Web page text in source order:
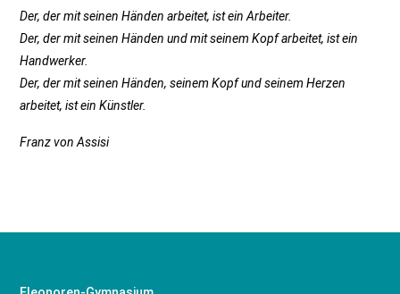
Der, der mit seinen Händen arbeitet, ist ein Arbeiter.
Der, der mit seinen Händen und mit seinem Kopf arbeitet, ist ein
Handwerker.
Der, der mit seinen Händen, seinem Kopf und seinem Herzen
arbeitet, ist ein Künstler.
Franz von Assisi